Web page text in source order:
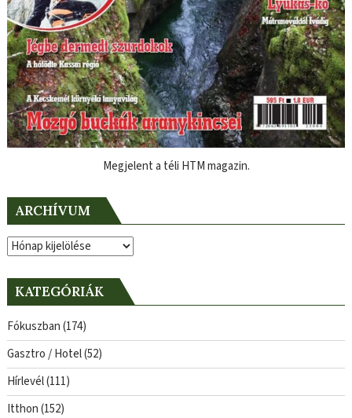
Megjelent a téli HTM magazin.
ARCHÍVUM
Archívum
KATEGÓRIÁK
Fókuszban(174)
Gasztro / Hotel(52)
Hírlevél(111)
Itthon(152)